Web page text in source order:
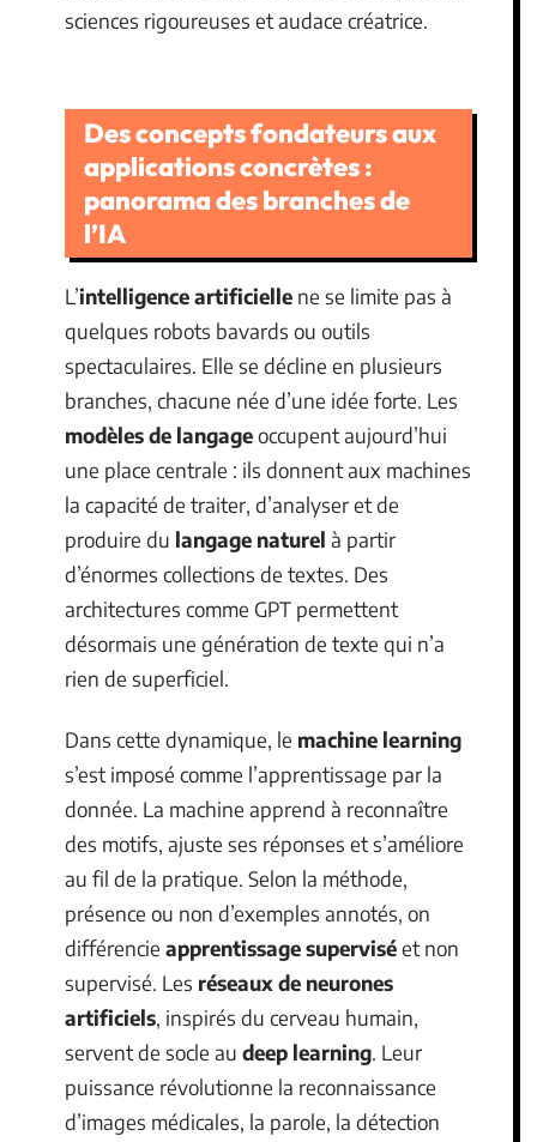
sciences rigoureuses et audace créatrice.
Des concepts fondateurs aux
applications concrètes :
panorama des branches de
l’IA
L’intelligence artificielle ne se limite pas à
quelques robots bavards ou outils
spectaculaires. Elle se décline en plusieurs
branches, chacune née d’une idée forte. Les
modèles de langageoccupent aujourd’hui
une place centrale : ils donnent aux machines
la capacité de traiter, d’analyser et de
produire du langage naturel à partir
d’énormes collections de textes. Des
architectures comme GPT permettent
désormais une génération de texte qui n’a
rien de superficiel.
Dans cette dynamique, le machine learning
s’est imposé comme l’apprentissage par la
donnée. La machine apprend à reconnaître
des motifs, ajuste ses réponses et s’améliore
au fil de la pratique. Selon la méthode,
présence ou non d’exemples annotés, on
différencie apprentissage superviséet non
supervisé. Les réseaux de neurones
artificiels, inspirés du cerveau humain,
servent de socle au deep learning. Leur
puissance révolutionne la reconnaissance
d’images médicales, la parole, la détection